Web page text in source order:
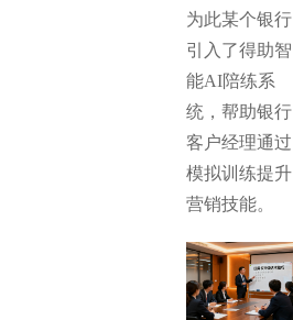
为此某个银行
引入了得助智
能AI陪练系
统，帮助银行
客户经理通过
模拟训练提升
营销技能。